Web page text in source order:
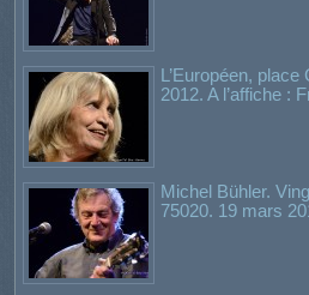
L’Européen,
2012. A l’affiche :
Michel Bühler.
75020. 19 mars